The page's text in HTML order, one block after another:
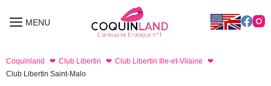
MENU
MENU
Coquinland Club Libertin
Club Libertin Ille-et-Vilaine
Club Libertin Saint-Malo